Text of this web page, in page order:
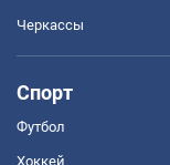
Черкассы
Спорт
Футбол
Хоккей